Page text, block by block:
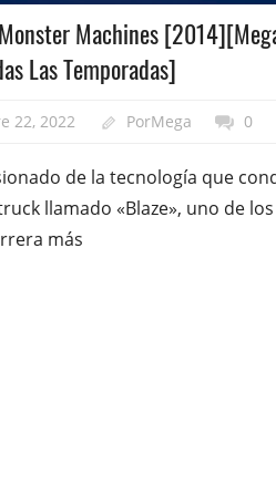
Machines
Las Temporadas]
22, 2022 PorMega 0
de la tecnología que
llamado «Blaze», uno de los
más